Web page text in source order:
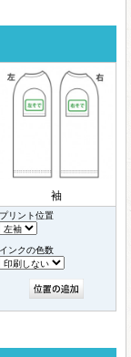
袖
プリント位置
インクの色数